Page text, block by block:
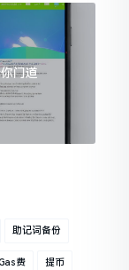
门道
助记词备份
费 提币